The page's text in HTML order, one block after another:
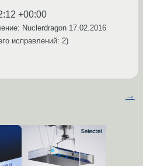
+00:00
Nuclerdragon 17.02.2016
исправлений: 2)
→